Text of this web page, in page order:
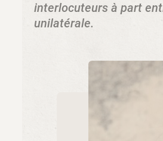
interlocuteurs à part
unilatérale.